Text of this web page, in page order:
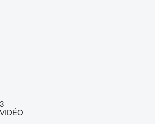
3
VIDÉO